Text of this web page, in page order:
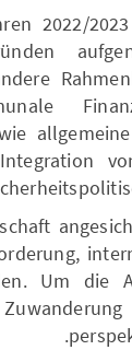
2022/
Um die